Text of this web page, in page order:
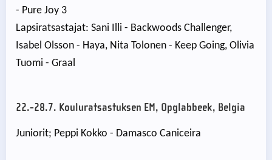
- Pure Joy 3
Lapsiratsastajat: Sani Illi - Backwoods Challenger,
Isabel Olsson - Haya, Nita Tolonen - Keep Going, Olivia
Tuomi - Graal
22.-28.7. Kouluratsastuksen EM, Opglabbeek, Belgia
Juniorit; Peppi Kokko - Damasco Caniceira